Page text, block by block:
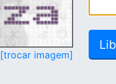
[trocar imagem]